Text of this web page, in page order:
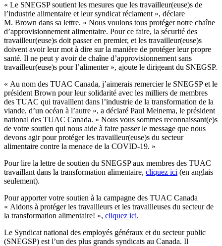
« Le SNEGSP soutient les mesures que les travailleur(euse)s de
l’industrie alimentaire et leur syndicat réclament », déclare
M. Brown dans sa lettre. « Nous voulons tous protéger notre chaîne
d’approvisionnement alimentaire. Pour ce faire, la sécurité des
travailleur(euse)s doit passer en premier, et les travailleur(euse)s
doivent avoir leur mot à dire sur la manière de protéger leur propre
santé. Il ne peut y avoir de chaîne d’approvisionnement sans
travailleur(euse)s pour l’alimenter », ajoute le dirigeant du SNEGSP.
« Au nom des TUAC Canada, j’aimerais remercier le SNEGSP et le
président Brown pour leur solidarité avec les milliers de membres
des TUAC qui travaillent dans l’industrie de la transformation de la
viande, d’un océan à l’autre », a déclaré Paul Meinema, le président
national des TUAC Canada. « Nous vous sommes reconnaissant(e)s
de votre soutien qui nous aide à faire passer le message que nous
devons agir pour protéger les travailleur(euse)s du secteur
alimentaire contre la menace de la COVID‑19. »
Pour lire la lettre de soutien du SNEGSP aux membres des TUAC
travaillant dans la transformation alimentaire, cliquez ici (en anglais
seulement).
Pour apporter votre soutien à la campagne des TUAC Canada
« Aidons à protéger les travailleurs et les travailleuses du secteur de
la transformation alimentaire! », cliquez ici.
Le Syndicat national des employés généraux et du secteur public
(SNEGSP) est l’un des plus grands syndicats au Canada. Il